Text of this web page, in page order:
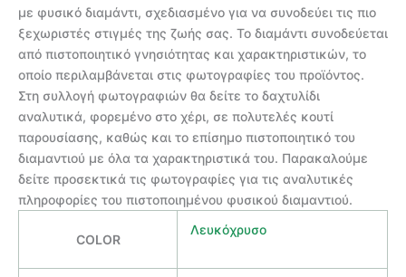
με φυσικό διαμάντι, σχεδιασμένο για να συνοδεύει τις πιο
ξεχωριστές στιγμές της ζωής σας. Το διαμάντι συνοδεύεται
από πιστοποιητικό γνησιότητας και χαρακτηριστικών, το
οποίο περιλαμβάνεται στις φωτογραφίες του προϊόντος.
Στη συλλογή φωτογραφιών θα δείτε το δαχτυλίδι
αναλυτικά, φορεμένο στο χέρι, σε πολυτελές κουτί
παρουσίασης, καθώς και το επίσημο πιστοποιητικό του
διαμαντιού με όλα τα χαρακτηριστικά του. Παρακαλούμε
δείτε προσεκτικά τις φωτογραφίες για τις αναλυτικές
πληροφορίες του πιστοποιημένου φυσικού διαμαντιού.
COLOR
Λευκόχρυσο